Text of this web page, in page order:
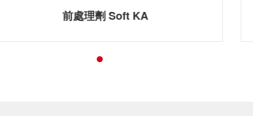
前處理劑 Soft KA 3in1